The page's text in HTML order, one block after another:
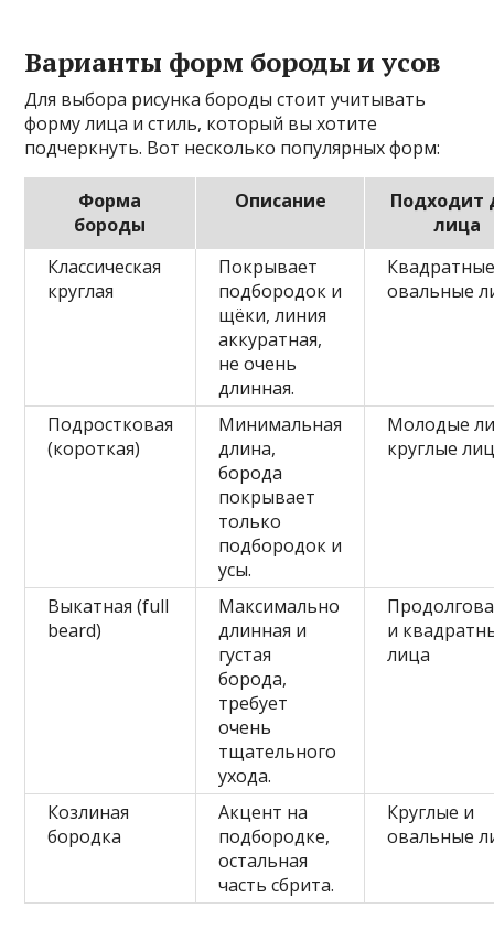
Варианты форм бороды и усов
Для выбора рисунка бороды стоит учитывать
форму лица и стиль, который вы хотите
подчеркнуть. Вот несколько популярных форм:
Форма
бороды
Описание
Подходит
лица
Классическая
круглая
Покрывает
подбородок и
щёки, линия
аккуратная,
не очень
длинная.
овальные
Подростковая
(короткая)
Минимальная
длина,
борода
покрывает
только
подбородок и
усы.
Молодые
круглые
Выкатная (full
beard)
Максимально
длинная и
густая
борода,
требует
очень
тщательного
ухода.
и
лица
Козлиная
бородка
Акцент на
подбородке,
остальная
часть сбрита.
Круглые и
овальные